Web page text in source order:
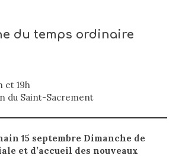
du temps ordinaire
et 19h
du Saint-Sacrement
15 septembre Dimanche de
et d’accueil des nouveaux